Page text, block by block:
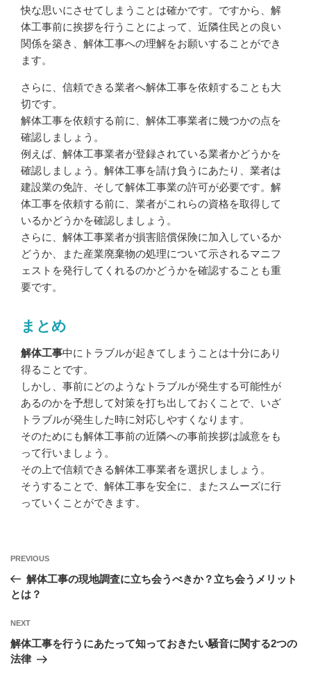
快な思いにさせてしまうことは確かです。ですから、解
体工事前に挨拶を行うことによって、近隣住民との良い
関係を築き、解体工事への理解をお願いすることができ
ます。
さらに、信頼できる業者へ解体工事を依頼することも大
切です。
解体工事を依頼する前に、解体工事業者に幾つかの点を
確認しましょう。
例えば、解体工事業者が登録されている業者かどうかを
確認しましょう。解体工事を請け負うにあたり、業者は
建設業の免許、そして解体工事業の許可が必要です。解
体工事を依頼する前に、業者がこれらの資格を取得して
いるかどうかを確認しましょう。
さらに、解体工事業者が損害賠償保険に加入しているか
どうか、また産業廃棄物の処理について示されるマニフ
ェストを発行してくれるのかどうかを確認することも重
要です。
まとめ
解体工事中にトラブルが起きてしまうことは十分にあり
得ることです。
しかし、事前にどのようなトラブルが発生する可能性が
あるのかを予想して対策を打ち出しておくことで、いざ
トラブルが発生した時に対応しやすくなります。
そのためにも解体工事前の近隣への事前挨拶は誠意をも
って行いましょう。
その上で信頼できる解体工事業者を選択しましょう。
そうすることで、解体工事を安全に、またスムーズに行
っていくことができます。
投
稿
ビ
ゲ
Previous
Post
PREVIOUS
解体工事の現地調査に立ち会うべきか？立ち会うメリット
とは？
Next
Post
NEXT
解体工事を行うにあたって知っておきたい騒音に関する2つの
法律